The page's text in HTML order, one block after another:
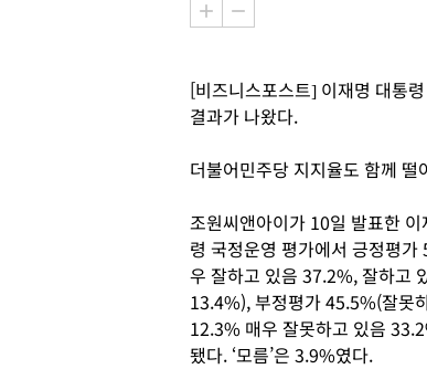
[비즈니스포스트] 이재명 대통
결과가 나왔다.
더불어민주당 지지율도 함께
조원씨앤아이가 10일 발표한 이
령 국정운영 평가에서 긍정평가
우 잘하고 있음 37.2%, 잘하고
13.4%), 부정평가 45.5%(잘못
12.3% 매우 잘못하고 있음
됐다. ‘모름’은 3.9%였다.